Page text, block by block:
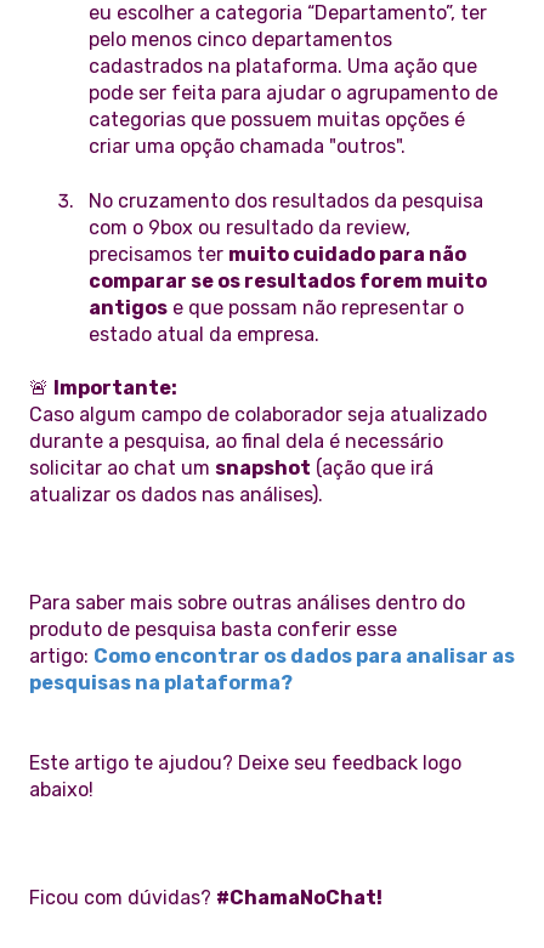
eu escolher a categoria “Departamento”, ter
pelo menos cinco departamentos
cadastrados na plataforma. Uma ação que
pode ser feita para ajudar o agrupamento de
categorias que possuem muitas opções é
criar uma opção chamada "outros".
No cruzamento dos resultados da pesquisa
com o 9box ou resultado da review,
precisamos ter muito cuidado para não
comparar se os resultados forem muito
antigos e que possam não representar o
estado atual da empresa.
🚨 Importante:
Caso algum campo de colaborador seja atualizado
durante a pesquisa, ao final dela é necessário
solicitar ao chat um snapshot (ação que irá
atualizar os dados nas análises).
Para saber mais sobre outras análises dentro do
produto de pesquisa basta conferir esse
artigo: Como encontrar os dados para analisar as
pesquisas na plataforma?
Este artigo te ajudou? Deixe seu feedback logo
abaixo!
Ficou com dúvidas? #ChamaNoChat!